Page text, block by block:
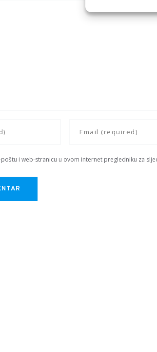
i web-stranicu u ovom internet pregledniku za